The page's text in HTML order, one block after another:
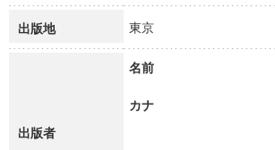
出版地 東京
出版者
名前
カナ